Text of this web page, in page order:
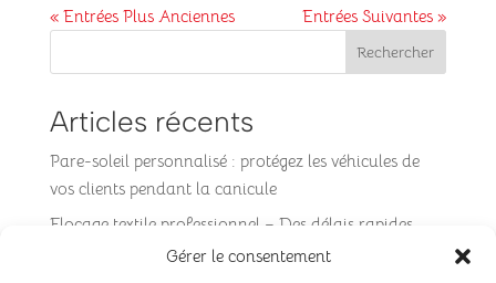
Gérer le consentement
« Entrées Plus Anciennes Entrées Suivantes »
Rechercher
Articles récents
Pare-soleil personnalisé : protégez les véhicules de
vos clients pendant la canicule
Flocage textile professionnel – Des délais rapides
avec Form Publicité